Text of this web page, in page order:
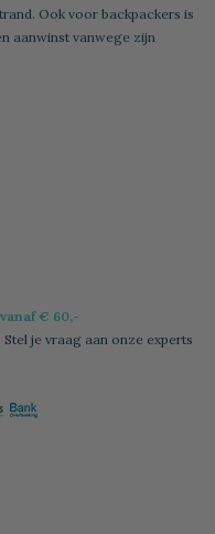
Ook voor backpackers is
aanwinst vanwege zijn
€ 60,-
je vraag aan onze experts